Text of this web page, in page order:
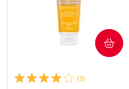
(5)
COMPRAR